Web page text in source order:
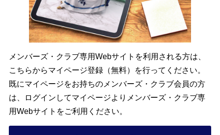
メンバーズ・クラブ専用Webサイトを利用される方は、
こちらからマイページ登録（無料）を行ってください。
既にマイページをお持ちのメンバーズ・クラブ会員の方
は、ログインしてマイページよりメンバーズ・クラブ専
用Webサイトをご利用ください。